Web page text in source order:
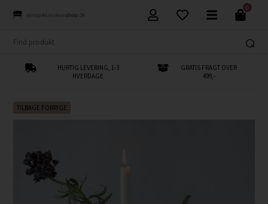
0
HURTIG LEVERING, 1-3
HVERDAGE
GRATIS FRAGT OVER
499,-
TILBAGE FORRIGE